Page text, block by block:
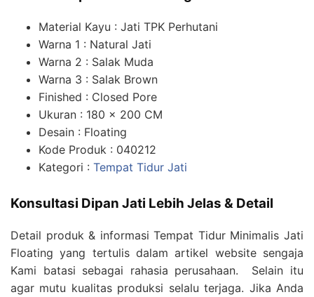
Material Kayu : Jati TPK Perhutani
Warna 1 : Natural Jati
Warna 2 : Salak Muda
Warna 3 : Salak Brown
Finished : Closed Pore
Ukuran : 180 x 200 CM
Desain : Floating
Kode Produk : 040212
Kategori : Tempat Tidur Jati
Konsultasi Dipan Jati Lebih Jelas & Detail
Detail produk & informasi Tempat Tidur Minimalis Jati
Floating yang tertulis dalam artikel website sengaja
Kami batasi sebagai rahasia perusahaan. Selain itu
agar mutu kualitas produksi selalu terjaga. Jika Anda